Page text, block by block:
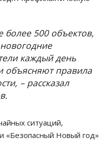
более 500 объектов,
каждый день
объясняют правила
– рассказал
ситуаций,
«Безопасный Новый год»